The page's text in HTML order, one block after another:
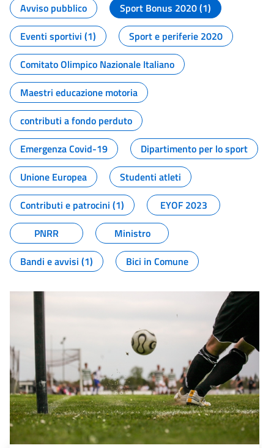
Avviso pubblico
Sport Bonus 2020 (1)
Eventi sportivi (1)
Sport e periferie 2020
Comitato Olimpico Nazionale Italiano
Maestri educazione motoria
contributi a fondo perduto
Emergenza Covid-19
Dipartimento per lo sport
Unione Europea
Studenti atleti
Contributi e patrocini (1)
EYOF 2023
PNRR
Ministro
Bandi e avvisi (1)
Bici in Comune